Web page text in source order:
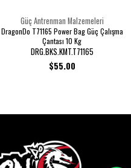
Güç Antrenman Malzemeleri
DragonDo T71165 Power Bag Güç Çalışma
Çantası 10 Kg
DRG.BKS.KMT.T71165
$55.00